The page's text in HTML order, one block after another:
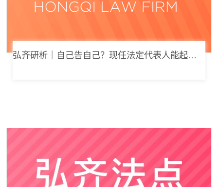
弘齐研析｜自己告自己？现任法定代表人能起诉公司索要劳动报酬吗？